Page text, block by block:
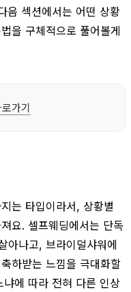
음 섹션에서는 어떤 상황
을 구체적으로 풀어볼게
가기
는 타입이라서, 상황별
요. 셀프웨딩에서는 단독
아나고, 브라이덜샤워에
하받는 느낌을 극대화할
에 따라 전혀 다른 인상